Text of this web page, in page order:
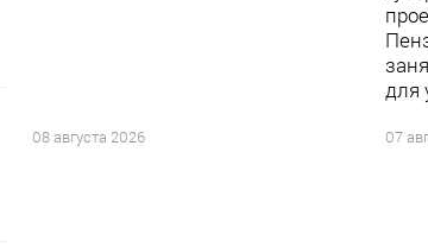
08 августа 2026
для
07